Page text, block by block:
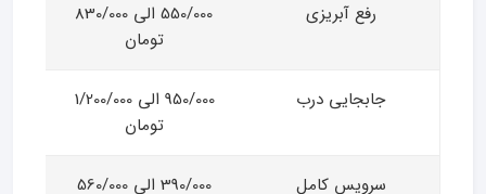
رفع آبریزی
550/000 الی 830/000
تومان
جابجایی درب
950/000 الی 1/200/000
تومان
سرویس کامل
390/000 الی 560/000